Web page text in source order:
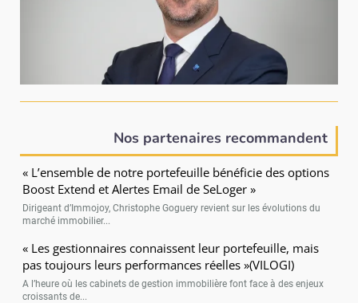
Nos partenaires recommandent
« L’ensemble de notre portefeuille bénéficie des options
Boost Extend et Alertes Email de SeLoger »
Dirigeant d’Immojoy, Christophe Goguery revient sur les évolutions du
marché immobilier...
« Les gestionnaires connaissent leur portefeuille, mais
pas toujours leurs performances réelles »(VILOGI)
A l’heure où les cabinets de gestion immobilière font face à des enjeux
croissants de...